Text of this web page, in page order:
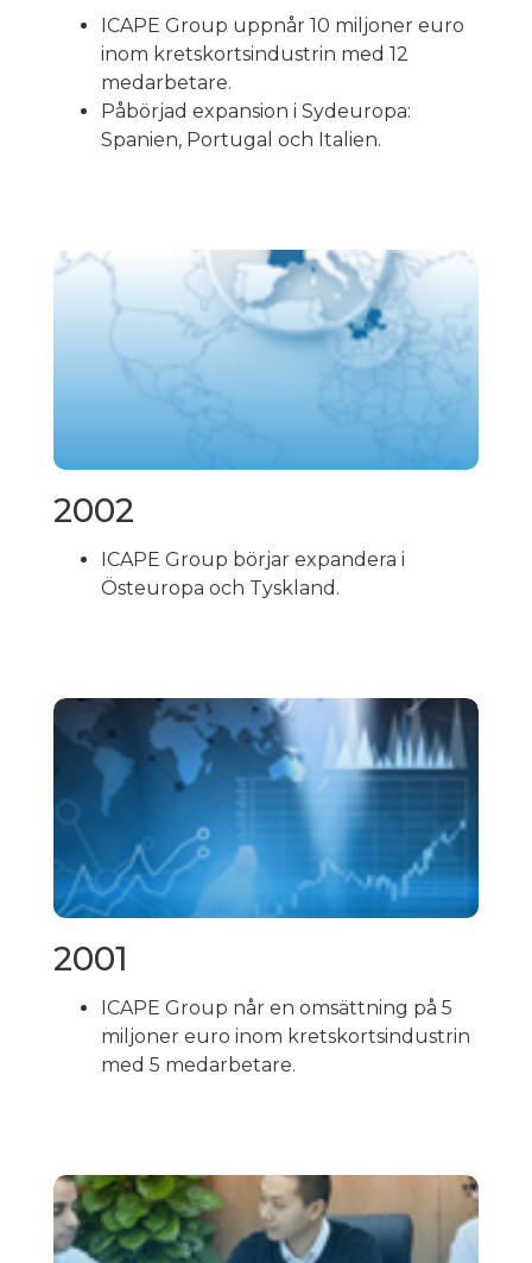
ICAPE Group uppnår 10 miljoner euro
inom kretskortsindustrin med 12
medarbetare.
Påbörjad expansion i Sydeuropa:
Spanien, Portugal och Italien.
2002
ICAPE Group börjar expandera i
Östeuropa och Tyskland.
2001
ICAPE Group når en omsättning på 5
miljoner euro inom kretskortsindustrin
med 5 medarbetare.